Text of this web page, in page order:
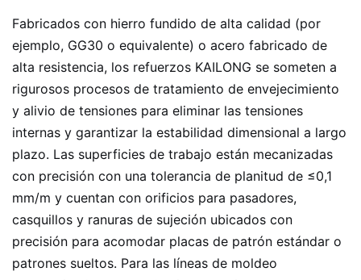
Fabricados con hierro fundido de alta calidad (por
ejemplo, GG30 o equivalente) o acero fabricado de
alta resistencia, los refuerzos KAILONG se someten a
rigurosos procesos de tratamiento de envejecimiento
y alivio de tensiones para eliminar las tensiones
internas y garantizar la estabilidad dimensional a largo
plazo. Las superficies de trabajo están mecanizadas
con precisión con una tolerancia de planitud de ≤0,1
mm/m y cuentan con orificios para pasadores,
casquillos y ranuras de sujeción ubicados con
precisión para acomodar placas de patrón estándar o
patrones sueltos. Para las líneas de moldeo